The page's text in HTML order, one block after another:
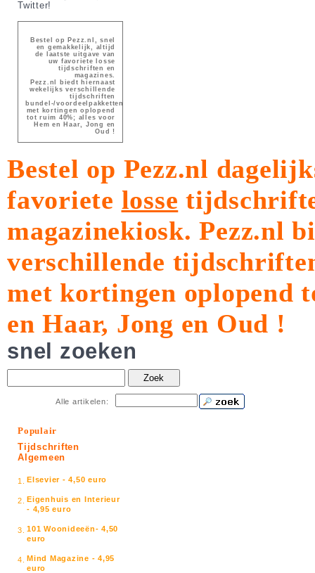
Twitter!
Bestel op Pezz.nl, snel
en gemakkelijk, altijd
de laatste uitgave van
uw favoriete losse
tijdschriften en
magazines.
Pezz.nl biedt hiernaast
wekelijks verschillende
tijdschriften
bundel-/voordeelpakketten
met kortingen oplopend
tot ruim 40%; alles voor
Hem en Haar, Jong en
Oud !
Bestel op Pezz.nl
favoriete losse
magazinekiosk.Pezz.nl
verschillende
met kortingen oplopend
en Haar, Jong en Oud !
snel zoeken
Zoek
Alle artikelen:
Populair
Tijdschriften
Algemeen
1. Elsevier - 4,50 euro
2. Eigenhuis en Interieur
- 4,95 euro
3. 101 Woonideeën- 4,50
euro
4. Mind Magazine - 4,95
euro